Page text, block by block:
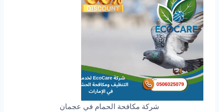
شركة مكافحة الحمام في عجمان